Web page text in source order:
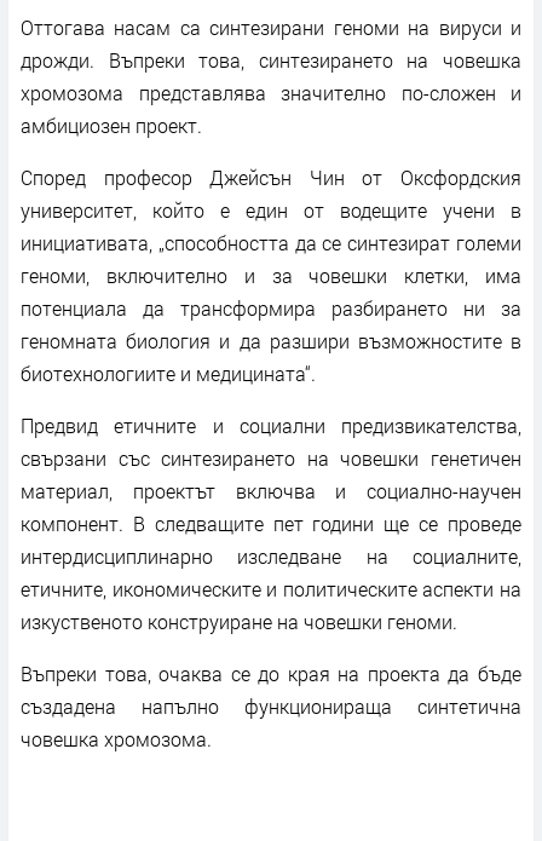
Оттогава насам са синтезирани геноми на вируси и
дрожди. Въпреки това, синтезирането на човешка
хромозома представлява значително по-сложен и
амбициозен проект.
Според професор Джейсън Чин от Оксфордския
университет, който е един от водещите учени в
инициативата, „способността да се синтезират големи
геноми, включително и за човешки клетки, има
потенциала да трансформира разбирането ни за
геномната биология и да разшири възможностите в
биотехнологиите и медицината“.
Предвид етичните и социални предизвикателства,
свързани със синтезирането на човешки генетичен
материал, проектът включва и социално-научен
компонент. В следващите пет години ще се проведе
интердисциплинарно изследване на социалните,
етичните, икономическите и политическите аспекти на
изкуственото конструиране на човешки геноми.
Въпреки това, очаква се до края на проекта да бъде
създадена напълно функционираща синтетична
човешка хромозома.